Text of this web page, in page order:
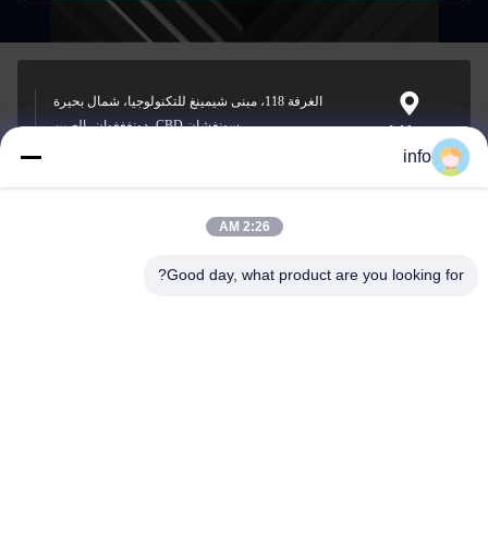
Address
الغرفة 118، مبنى شيمينغ للتكنولوجيا، شمال بحيرة
سونغشان CBD، دونغغغوان، الصين
info@gdpowerplus.com
info
2:26 AM
Good day, what product are you looking for?